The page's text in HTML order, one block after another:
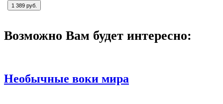
1 389 руб.
Возможно Вам будет интересно:
Необычные воки мира